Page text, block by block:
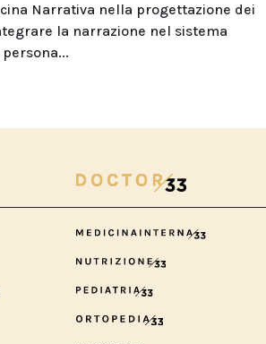
Narrativa nella progettazione dei
la narrazione nel sistema